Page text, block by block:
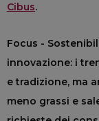
Cibus.
Focus -
innovazione: i
e tradizione, ma
meno grassi e